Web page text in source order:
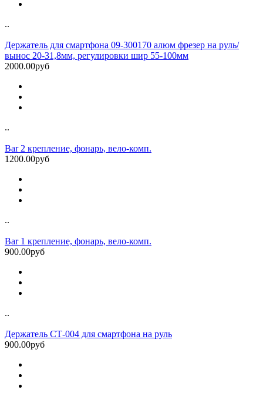
..
Держатель для смартфона 09-300170 алюм фрезер на руль/
вынос 20-31,8мм, регулировки шир 55-100мм
2000.00руб
..
Bar 2 крепление, фонарь, вело-комп.
1200.00руб
..
Bar 1 крепление, фонарь, вело-комп.
900.00руб
..
Держатель СТ-004 для смартфона на руль
900.00руб